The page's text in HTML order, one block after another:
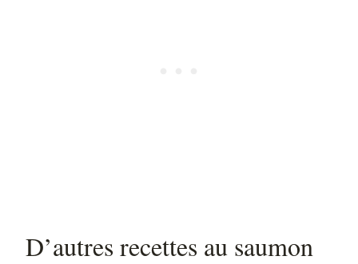
D’autres recettes au saumon